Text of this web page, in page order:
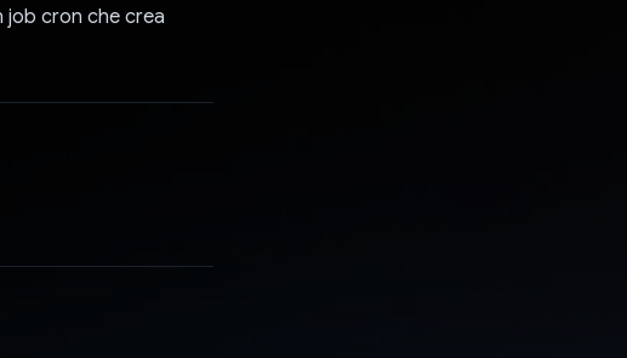
job cron che crea